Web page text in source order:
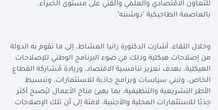
للتعاون الاقتصادي والعلمي والفني على مستوى الخبراء،
بالعاصمة الطاجيكية "دوشنبه".
وخلال اللقاء، أشارت الدكتورة رانيا المشاط، إلى ما تقوم به الدولة
من إصلاحات هيكلية وذلك في ضوء البرنامج الوطني للإصلاحات
الهيكلية، بهدف تعزيز تنافسية الاقتصاد، وزيادة مُشاركة القطاع
الخاص، وتبني سياسات وبرامج جاذبة للاستثمارات، وتبسيط
الأطر التشريعية والتنظيمية، بما يهيئ مناخ الأعمال ليُصبح أكثر
جذبًا للاستثمارات المحلية والأجنبية، لافتة إلى أن تلك الإصلاحات